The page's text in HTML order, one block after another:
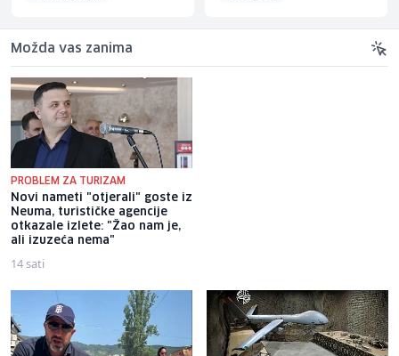
Možda vas zanima
PROBLEM ZA TURIZAM
Novi nameti "otjerali" goste iz
Neuma, turističke agencije
otkazale izlete: "Žao nam je,
ali izuzeća nema"
14 sati